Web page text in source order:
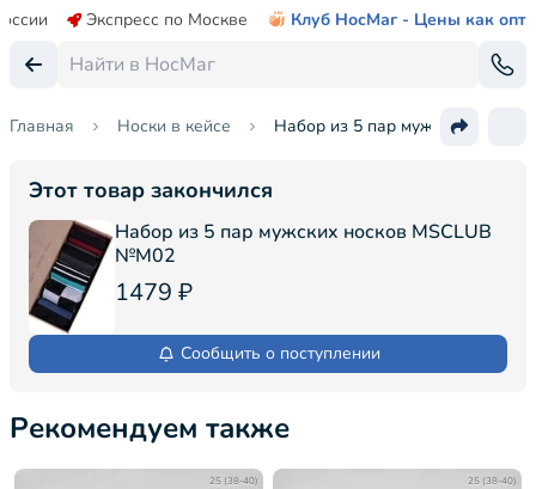
Экспресс по Москве Клуб НосМаг - Цены как опт
Главная Носки в кейсе Набор из 5 пар мужских
Этот товар закончился
Набор из 5 пар мужских носков MSCLUB
№М02
1479 ₽
Сообщить о поступлении
Рекомендуем также
25 (38-40)
25 (38-40)